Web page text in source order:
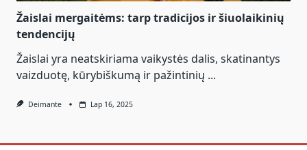
Žaislai mergaitėms: tarp tradicijos ir šiuolaikinių
tendencijų
Žaislai yra neatskiriama vaikystės dalis, skatinantys
vaizduotę, kūrybiškumą ir pažintinių ...
Deimante Lap 16, 2025